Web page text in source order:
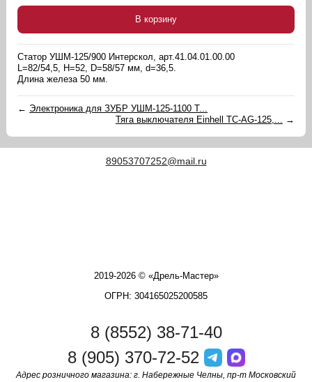
В корзину
Статор УШМ-125/900 Интерскол, арт.41.04.01.00.00
L=82/54,5, H=52, D=58/57 мм, d=36,5.
Длина железа 50 мм.
← Электроника для ЗУБР УШМ-125-1100 Т...
Тяга выключателя Einhell TC-AG-125,... →
89053707252@mail.ru
2019-2026 © «Дрель-Мастер»
ОГРН: 304165025200585
8 (8552) 38-71-40
8 (905) 370-72-52
Адрес розничного магазина: г. Набережные Челны, пр-т Московский